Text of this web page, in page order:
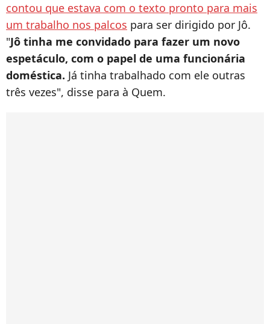
contou que estava com o texto pronto para mais
um trabalho nos palcos para ser dirigido por Jô.
"Jô tinha me convidado para fazer um novo
espetáculo, com o papel de uma funcionária
doméstica. Já tinha trabalhado com ele outras
três vezes", disse para à Quem.